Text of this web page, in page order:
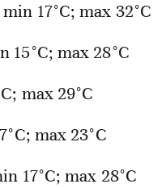
min 17°C; max 32°C
15°C; max 28°C
max 29°C
7°C; max 23°C
17°C; max 28°C